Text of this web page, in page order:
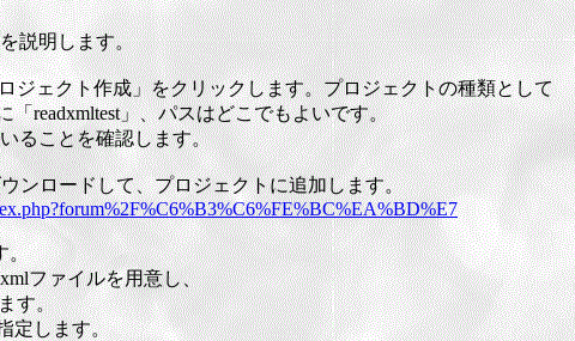
説明します。
ェクト作成」をクリックします。プロジェクトの種類として
readxmltest」、パスはどこでもよいです。
ることを確認します。
ンロードして、プロジェクトに追加します。
。
ファイルを用意し、
す。
定します。